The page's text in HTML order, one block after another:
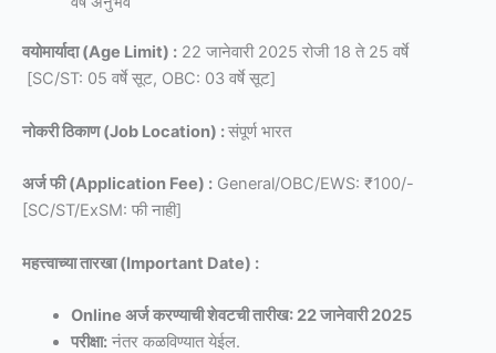
वयोमार्यादा (Age Limit) : 22 जानेवारी 2025 रोजी 18 ते 25 वर्षे
[SC/ST: 05 वर्षे सूट, OBC: 03 वर्षे सूट]
नोकरी ठिकाण (Job Location) :संपूर्ण भारत
अर्ज फी (Application Fee) : General/OBC/EWS: ₹100/-
[SC/ST/ExSM: फी नाही]
महत्त्वाच्या तारखा (Important Date) :
Online अर्ज करण्याची शेवटची तारीख: 22 जानेवारी 2025
परीक्षा:नंतर कळविण्यात येईल.